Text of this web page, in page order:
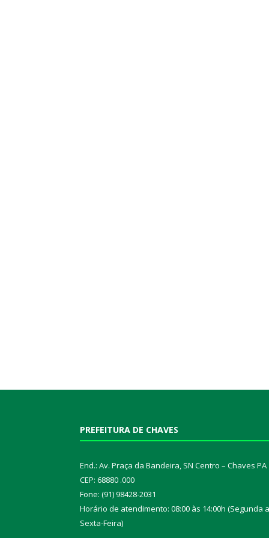
PREFEITURA DE CHAVES
End.: Av. Praça da Bandeira, SN Centro – Chaves PA
CEP: 68880 .000
Fone: (91) 98428-2031
Horário de atendimento: 08:00 às 14:00h (Segunda a
Sexta-Feira)